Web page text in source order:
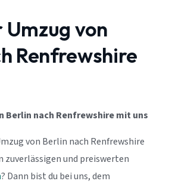
von
Renfrewshire
Berlin nach Renfrewshire mit uns
von Berlin nach Renfrewshire
zuverlässigen und preiswerten
? Dann bist du bei uns, dem